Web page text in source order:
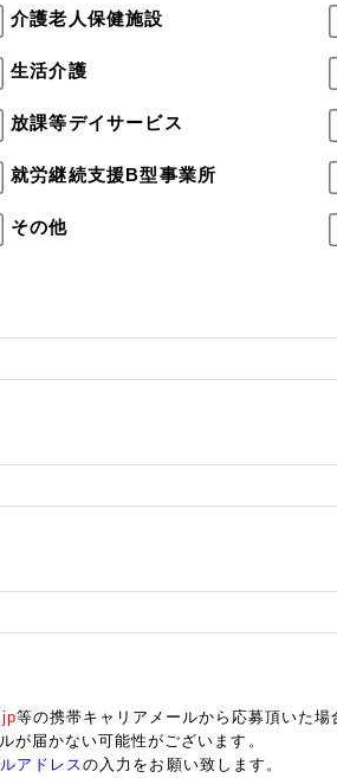
介護老人保健施設
生活介護
放課等デイサービス
就労継続支援B型事業所
その他
等の携帯キャリアメールから応募頂いた
が届かない可能性がございます。
アドレスの入力をお願い致します。